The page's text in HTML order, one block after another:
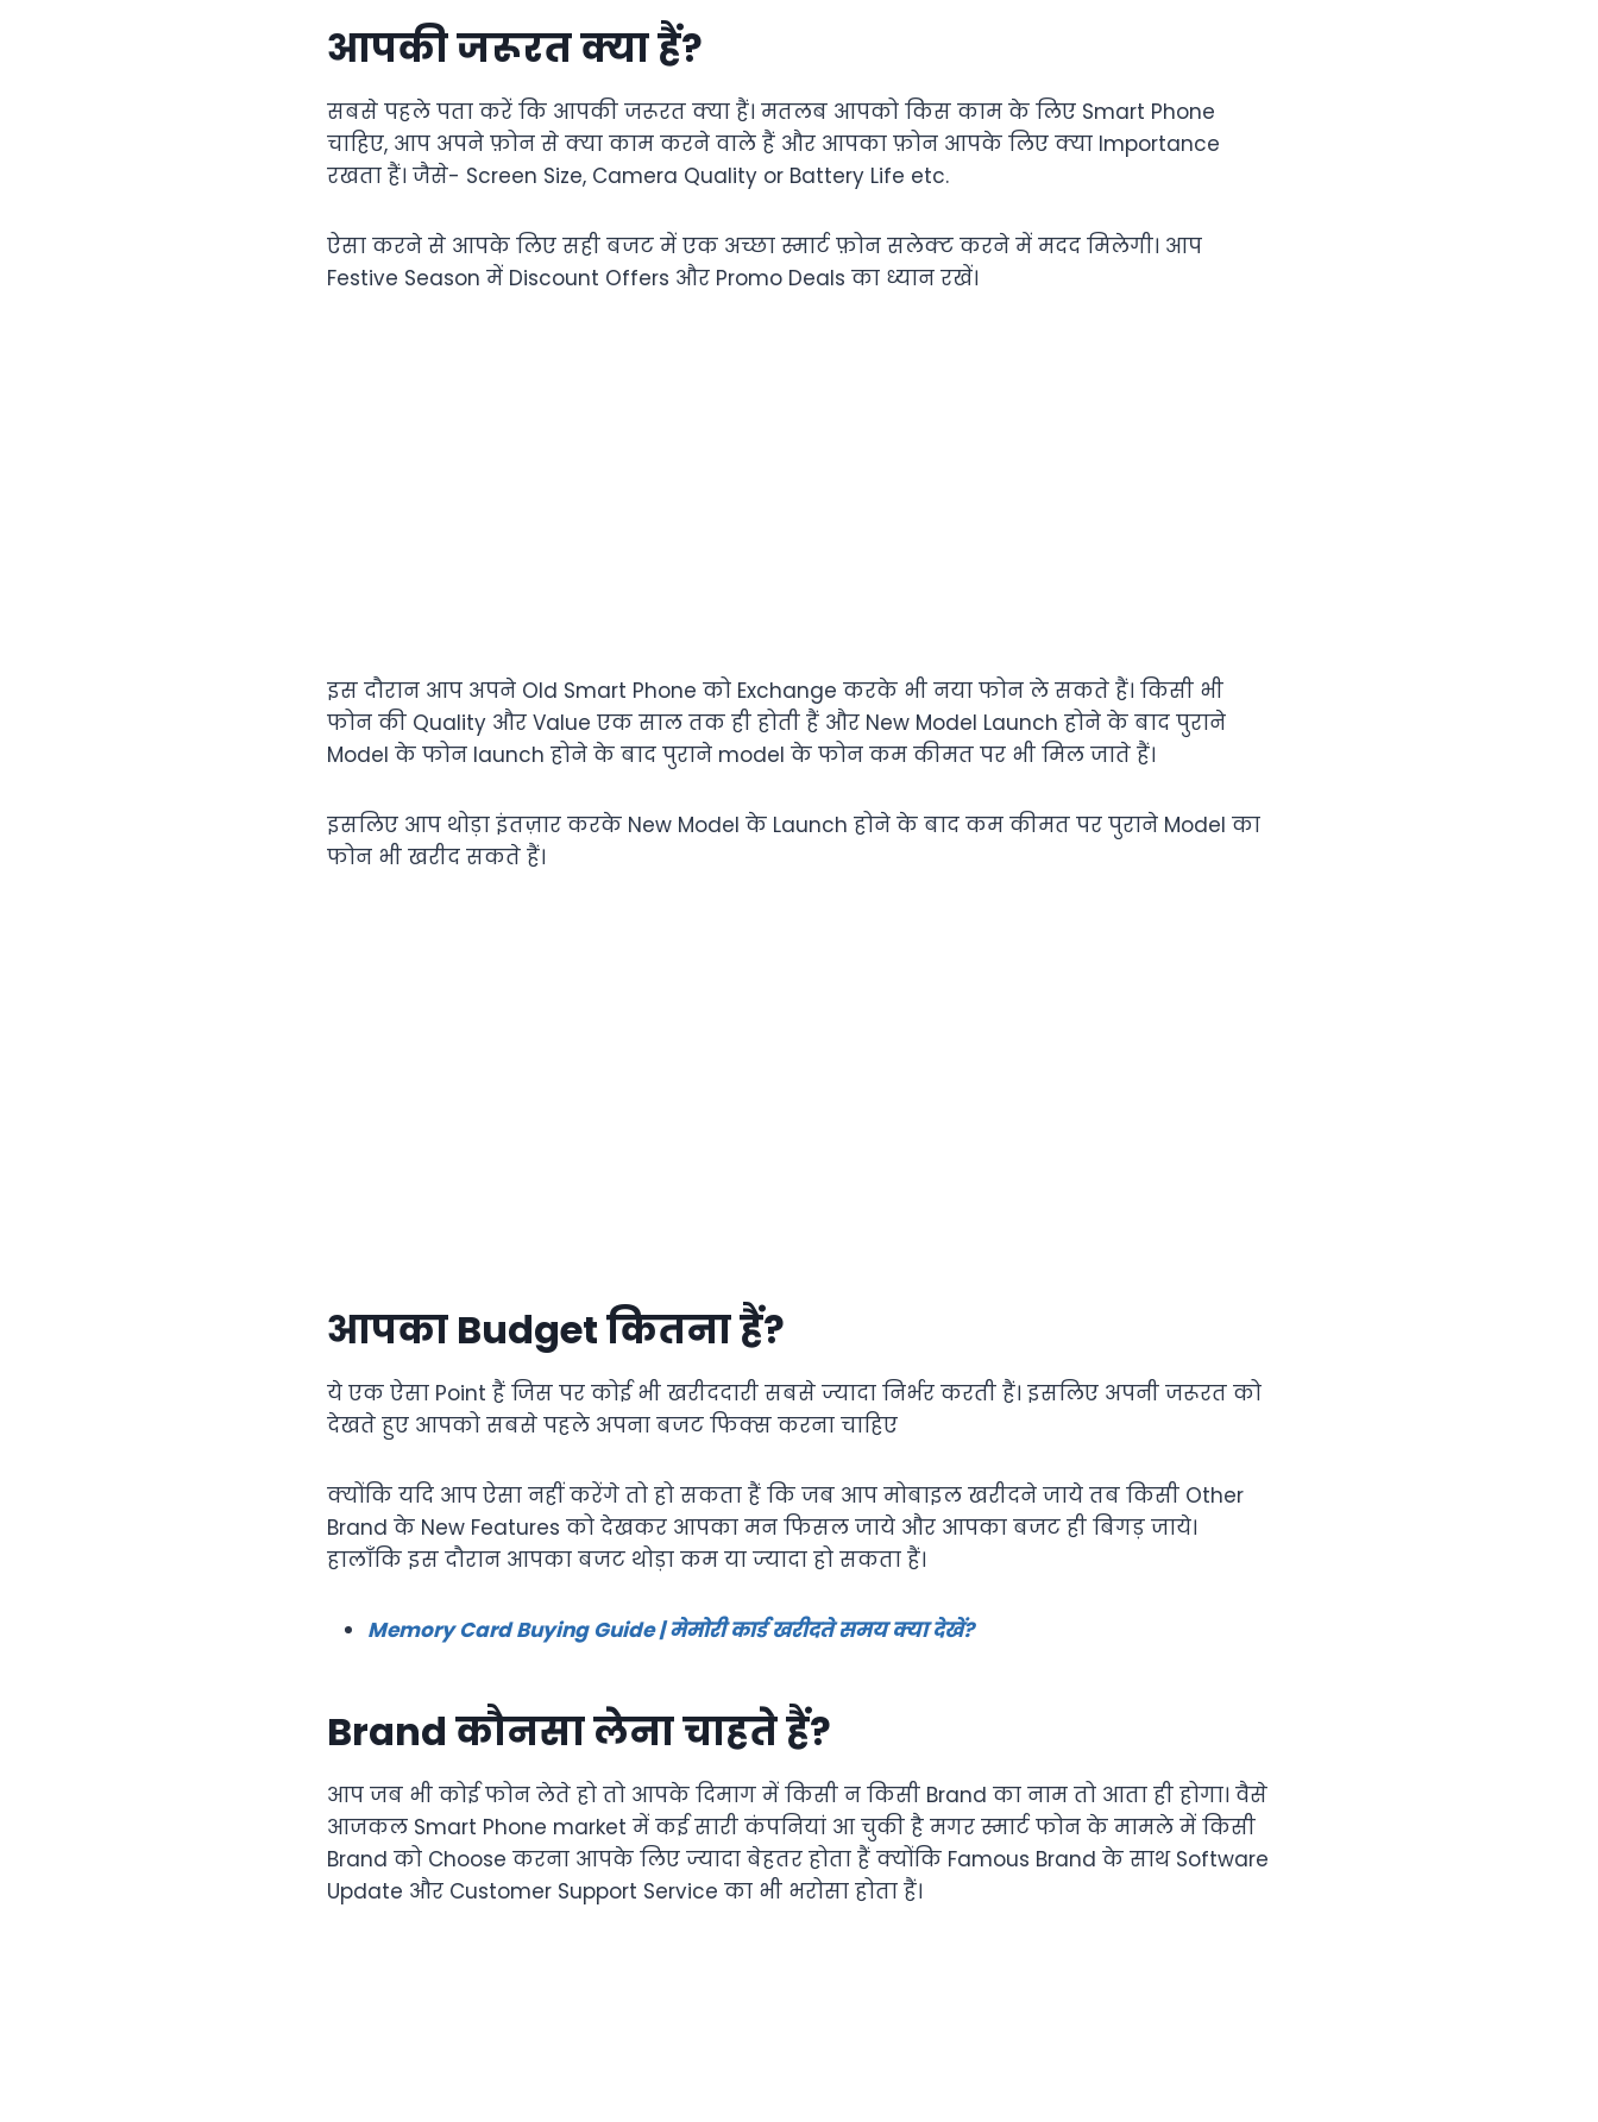
आपकी जरूरत क्या हैं?
सबसे पहले पता करें कि आपकी जरूरत क्या हैं। मतलब आपको किस काम के लिए Smart Phone
चाहिए, आप अपने फ़ोन से क्या काम करने वाले हैं और आपका फ़ोन आपके लिए क्या Importance
रखता हैं। जैसे- Screen Size, Camera Quality or Battery Life etc.
ऐसा करने से आपके लिए सही बजट में एक अच्छा स्मार्ट फ़ोन सलेक्ट करने में मदद मिलेगी। आप
Festive Season में Discount Offers और Promo Deals का ध्यान रखें।
इस दौरान आप अपने Old Smart Phone को Exchange करके भी नया फोन ले सकते हैं। किसी भी
फोन की Quality और Value एक साल तक ही होती हैं और New Model Launch होने के बाद पुराने
Model के फोन launch होने के बाद पुराने model के फोन कम कीमत पर भी मिल जाते हैं।
इसलिए आप थोड़ा इंतज़ार करके New Model के Launch होने के बाद कम कीमत पर पुराने Model का
फोन भी खरीद सकते हैं।
आपका Budget कितना हैं?
ये एक ऐसा Point हैं जिस पर कोई भी खरीददारी सबसे ज्यादा निर्भर करती हैं। इसलिए अपनी जरूरत को
देखते हुए आपको सबसे पहले अपना बजट फिक्स करना चाहिए
क्योंकि यदि आप ऐसा नहीं करेंगे तो हो सकता हैं कि जब आप मोबाइल खरीदने जाये तब किसी Other
Brand के New Features को देखकर आपका मन फिसल जाये और आपका बजट ही बिगड़ जाये।
हालाँकि इस दौरान आपका बजट थोड़ा कम या ज्यादा हो सकता हैं।
Memory Card Buying Guide | मेमोरी कार्ड खरीदते समय क्या देखें?
Brand कौनसा लेना चाहते हैं?
आप जब भी कोई फोन लेते हो तो आपके दिमाग में किसी न किसी Brand का नाम तो आता ही होगा। वैसे
आजकल Smart Phone market में कई सारी कंपनियां आ चुकी है मगर स्मार्ट फोन के मामले में किसी
Brand को Choose करना आपके लिए ज्यादा बेहतर होता हैं क्योंकि Famous Brand के साथ Software
Update और Customer Support Service का भी भरोसा होता हैं।